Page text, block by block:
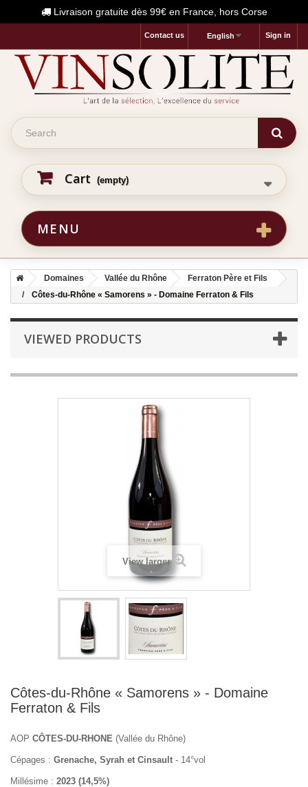
Livraison gratuite dès 99€ en France, hors Corse
Sign in
English
Contact us
Cart (empty)
MENU
Domaines Vallée du Rhône
Ferraton Père et Fils
Côtes-du-Rhône « Samorens » - Domaine Ferraton & Fils
VIEWED PRODUCTS
View larger
Côtes-du-Rhône « Samorens » - Domaine
Ferraton & Fils
AOP CÔTES-DU-RHONE (Vallée du Rhône)
Cépages : Grenache, Syrah et Cinsault - 14°vol
Millésime : 2023 (14,5%)